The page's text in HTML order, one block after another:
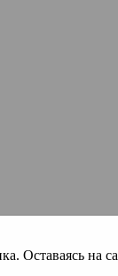
Оставаясь на